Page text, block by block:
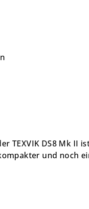
TEXVIK DS8 Mk II
und noch